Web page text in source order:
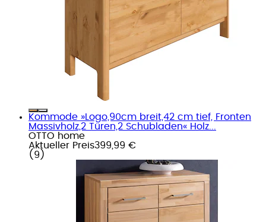
Kommode »Logo,90cm breit,42 cm tief, Fronten
Massivholz,2 Türen,2 Schubladen« Holz...
OTTO home
Aktueller Preis399,99 €
( 9 )